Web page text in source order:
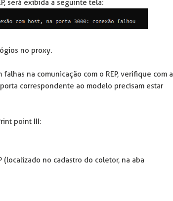
será exibida a seguinte tela:
no proxy.
na comunicação com o REP, verifique com a
correspondente ao modelo precisam estar
point III:
(localizado no cadastro do coletor, na aba